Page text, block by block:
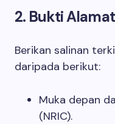
2. Bukti
Berikan salinan
daripada berikut:
Muka depan
(NRIC).